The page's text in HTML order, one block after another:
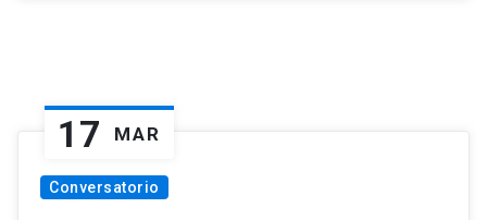
17 MAR
Conversatorio